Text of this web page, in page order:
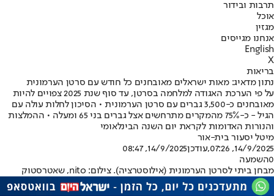
תרבות ובידור
אוכל
מגזין
אנחנו מגייסים
English
X
בריאות
נתון מדאיג: מאות ישראלים מאובחנים כל חודש עם סרטן הערמונית
על פי הערכת האגודה למלחמה בסרטן, עד סוף שנת 2025 צפויים להיות
מאובחנים כ-3,500 גברים עם סרטן הערמונית • הסיכון לחלות עולה עם
הגיל - כ-75% מהמקרים מתרחשים אצל גברים בני 65 ומעלה • ההמלצות
והנורות האדומות לקראת יום השנה הבינלאומי
מיטל יסעור בית-אור
14/9/2025, 07:26
,עודכן14/9/2025, 08:47
0השמעה
מבחן ביתי לסרטן הערמונית (אילוסטרציה). צילום: nito, שאטרסטוק